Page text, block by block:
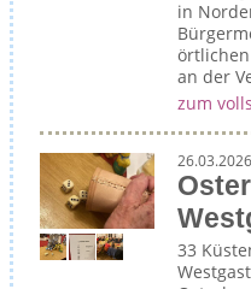
in
an der
zum
26.03.2026
33